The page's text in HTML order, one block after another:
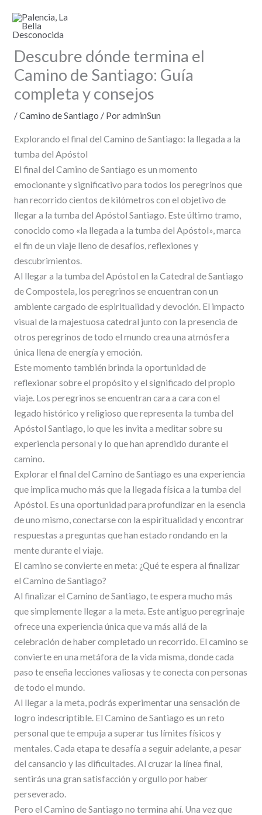
contenido
Descubre dónde termina el
Camino de Santiago: Guía
completa y consejos
/Camino de Santiago / PoradminSun
Explorando el final del Camino de Santiago: la llegada a la
tumba del Apóstol
El final del Camino de Santiago es un momento
emocionante y significativo para todos los peregrinos que
han recorrido cientos de kilómetros con el objetivo de
llegar a la tumba del Apóstol Santiago. Este último tramo,
conocido como «la llegada a la tumba del Apóstol», marca
el fin de un viaje lleno de desafíos, reflexiones y
descubrimientos.
Al llegar a la tumba del Apóstol en la Catedral de Santiago
de Compostela, los peregrinos se encuentran con un
ambiente cargado de espiritualidad y devoción. El impacto
visual de la majestuosa catedral junto con la presencia de
otros peregrinos de todo el mundo crea una atmósfera
única llena de energía y emoción.
Este momento también brinda la oportunidad de
reflexionar sobre el propósito y el significado del propio
viaje. Los peregrinos se encuentran cara a cara con el
legado histórico y religioso que representa la tumba del
Apóstol Santiago, lo que les invita a meditar sobre su
experiencia personal y lo que han aprendido durante el
camino.
Explorar el final del Camino de Santiago es una experiencia
que implica mucho más que la llegada física a la tumba del
Apóstol. Es una oportunidad para profundizar en la esencia
de uno mismo, conectarse con la espiritualidad y encontrar
respuestas a preguntas que han estado rondando en la
mente durante el viaje.
El camino se convierte en meta: ¿Qué te espera al finalizar
el Camino de Santiago?
Al finalizar el Camino de Santiago, te espera mucho más
que simplemente llegar a la meta. Este antiguo peregrinaje
ofrece una experiencia única que va más allá de la
celebración de haber completado un recorrido. El camino se
convierte en una metáfora de la vida misma, donde cada
paso te enseña lecciones valiosas y te conecta con personas
de todo el mundo.
Al llegar a la meta, podrás experimentar una sensación de
logro indescriptible. El Camino de Santiago es un reto
personal que te empuja a superar tus límites físicos y
mentales. Cada etapa te desafía a seguir adelante, a pesar
del cansancio y las dificultades. Al cruzar la línea final,
sentirás una gran satisfacción y orgullo por haber
perseverado.
Pero el Camino de Santiago no termina ahí. Una vez que